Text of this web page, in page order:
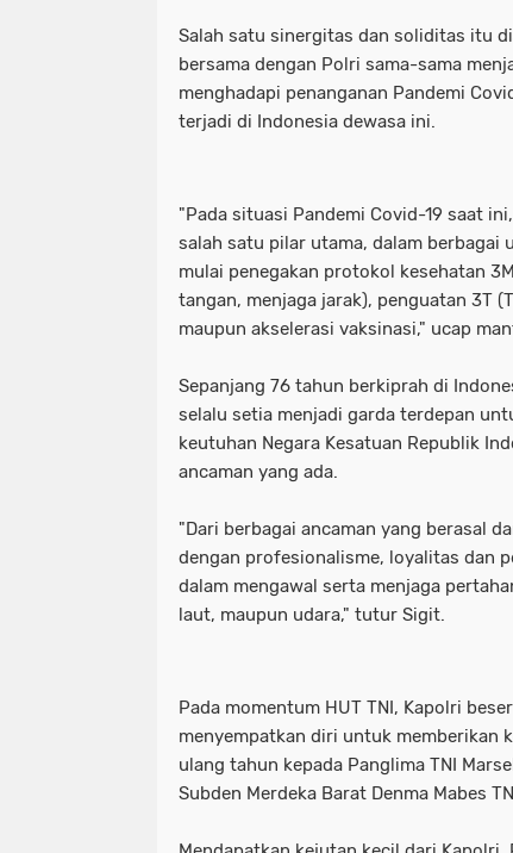
Salah satu sinergitas dan soliditas itu
bersama dengan Polri sama-sama
menghadapi penanganan Pandemi
terjadi di Indonesia dewasa ini.
"Pada situasi Pandemi Covid-19 saat
salah satu pilar utama, dalam berbagai
mulai penegakan protokol kesehatan
tangan, menjaga jarak), penguatan 3T
maupun akselerasi vaksinasi," ucap
Sepanjang 76 tahun berkiprah di
selalu setia menjadi garda terdepan
keutuhan Negara Kesatuan Republik
ancaman yang ada.
"Dari berbagai ancaman yang berasal
dengan profesionalisme, loyalitas dan
dalam mengawal serta menjaga
laut, maupun udara," tutur Sigit.
Pada momentum HUT TNI, Kapolri
menyempatkan diri untuk memberikan
ulang tahun kepada Panglima TNI
Subden Merdeka Barat Denma Mabes